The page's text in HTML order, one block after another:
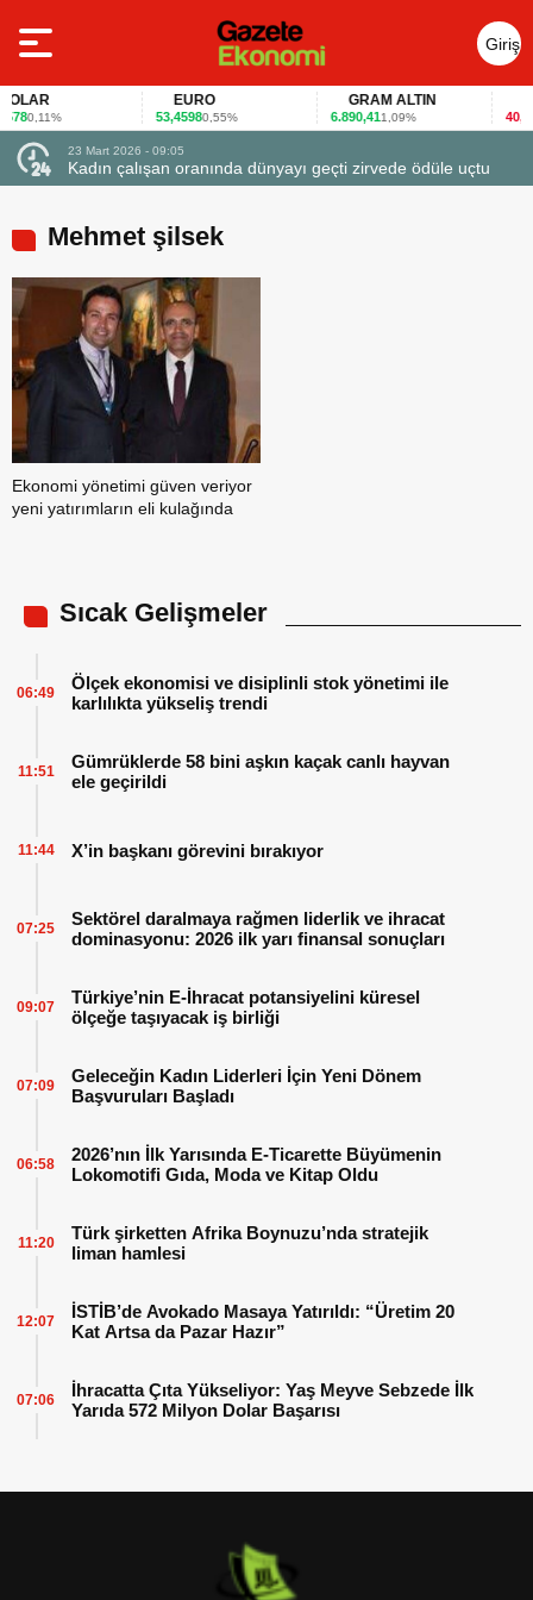
Giriş
Yap
0,11%
EURO
53,45980,55%
GRAM ALTIN
6.890,411,09% 40,65-
23 Mart 2026 - 09:05
Kadın çalışan oranında dünyayı geçti zirvede ödüle uçtu
Mehmet şilsek
Ekonomi yönetimi güven veriyor
yeni yatırımların eli kulağında
Sıcak Gelişmeler
Ölçek ekonomisi ve disiplinli stok yönetimi ile
karlılıkta yükseliş trendi
06:49
Gümrüklerde 58 bini aşkın kaçak canlı hayvan
ele geçirildi
11:51
X’in başkanı görevini bırakıyor
11:44
Sektörel daralmaya rağmen liderlik ve ihracat
dominasyonu: 2026 ilk yarı finansal sonuçları
07:25
Türkiye’nin E-İhracat potansiyelini küresel
ölçeğe taşıyacak iş birliği
09:07
Geleceğin Kadın Liderleri İçin Yeni Dönem
Başvuruları Başladı
07:09
2026’nın İlk Yarısında E-Ticarette Büyümenin
Lokomotifi Gıda, Moda ve Kitap Oldu
06:58
Türk şirketten Afrika Boynuzu’nda stratejik
liman hamlesi
11:20
İSTİB’de Avokado Masaya Yatırıldı: “Üretim 20
Kat Artsa da Pazar Hazır”
12:07
İhracatta Çıta Yükseliyor: Yaş Meyve Sebzede İlk
Yarıda 572 Milyon Dolar Başarısı
07:06